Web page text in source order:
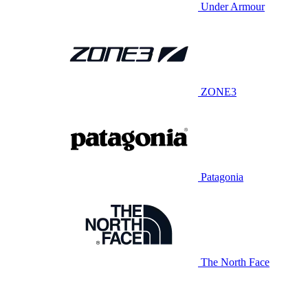
Under Armour
ZONE3
Patagonia
The North Face